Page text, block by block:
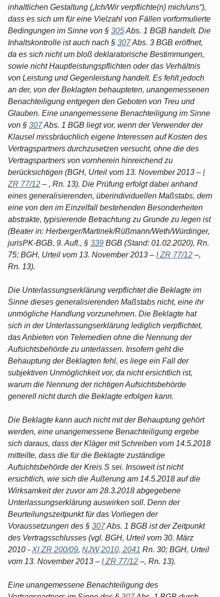
inhaltlichen Gestaltung („Ich/Wir verpflichte(n) mich/uns“),
dass es sich um für eine Vielzahl von Fällen vorformulierte
Bedingungen im Sinne von § 305Abs. 1 BGB handelt. Die
Inhaltskontrolle ist auch nach § 307Abs. 3 BGB eröffnet,
da es sich nicht um bloß deklaratorische Bestimmungen,
sowie nicht Hauptleistungspflichten oder das Verhältnis
von Leistung und Gegenleistung handelt. Es fehlt jedoch
an der, von der Beklagten behaupteten, unangemessenen
Benachteiligung entgegen den Geboten von Treu und
Glauben. Eine unangemessene Benachteiligung im Sinne
von § 307Abs. 1 BGB liegt vor, wenn der Verwender der
Klausel missbräuchlich eigene Interessen auf Kosten des
Vertragspartners durchzusetzen versucht, ohne die des
Vertragspartners von vornherein hinreichend zu
berücksichtigen (BGH, Urteil vom 13. November 2013 – I
ZR 77/12 – , Rn. 13). Die Prüfung erfolgt dabei anhand
eines generalisierenden, überindividuellen Maßstabs, dem
eine von den im Einzelfall bestehenden Besonderheiten
abstrakte, typisierende Betrachtung zu Grunde zu legen ist
(Beater in: Herberger/Martinek/Rüßmann/Weth/Würdinger,
jurisPK-BGB, 9. Aufl., § 339 BGB (Stand: 01.02.2020), Rn.
75; BGH, Urteil vom 13. November 2013 – I ZR 77/12 –,
Rn. 13).
Die Unterlassungserklärung verpflichtet die Beklagte im
Sinne dieses generalisierenden Maßstabs nicht, eine ihr
unmögliche Handlung vorzunehmen. Die Beklagte hat
sich in der Unterlassungserklärung lediglich verpflichtet,
das Anbieten von Telemedien ohne die Nennung der
Aufsichtsbehörde zu unterlassen. Insofern geht die
Behauptung der Beklagten fehl, es liege ein Fall der
subjektiven Unmöglichkeit vor, da nicht ersichtlich ist,
warum die Nennung der richtigen Aufsichtsbehörde
generell nicht durch die Beklagte erfolgen kann.
Die Beklagte kann auch nicht mit der Behauptung gehört
werden, eine unangemessene Benachteiligung ergebe
sich daraus, dass der Kläger mit Schreiben vom 14.5.2018
mitteilte, dass die für die Beklagte zuständige
Aufsichtsbehörde der Kreis S sei. Insoweit ist nicht
ersichtlich, wie sich die Äußerung am 14.5.2018 auf die
Wirksamkeit der zuvor am 28.3.2018 abgegebene
Unterlassungserklärung auswirken soll. Denn der
Beurteilungszeitpunkt für das Vorliegen der
Voraussetzungen des § 307Abs. 1 BGB ist der Zeitpunkt
des Vertragsschlusses (vgl. BGH, Urteil vom 30. März
2010 - XI ZR 200/09, NJW 2010, 2041 Rn. 30; BGH, Urteil
vom 13. November 2013 – I ZR 77/12 –, Rn. 13).
Eine unangemessene Benachteiligung des